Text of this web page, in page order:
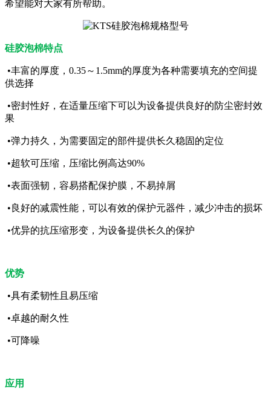
希望能对大家有所帮助。
硅胶泡棉特点
•丰富的厚度，0.35～1.5mm的厚度为各种需要填充的空间提
供选择
•密封性好，在适量压缩下可以为设备提供良好的防尘密封效
果
•弹力持久，为需要固定的部件提供长久稳固的定位
•超软可压缩，压缩比例高达90%
•表面强韧，容易搭配保护膜，不易掉屑
•良好的减震性能，可以有效的保护元器件，减少冲击的损坏
•优异的抗压缩形变，为设备提供长久的保护
优势
•具有柔韧性且易压缩
•卓越的耐久性
•可降噪
应用